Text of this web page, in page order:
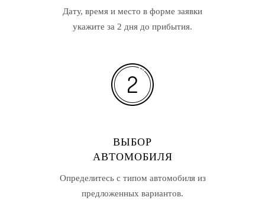
Дату, время и место в форме заявки
укажите за 2 дня до прибытия.
ВЫБОР
АВТОМОБИЛЯ
Определитесь с типом автомобиля из
предложенных вариантов.